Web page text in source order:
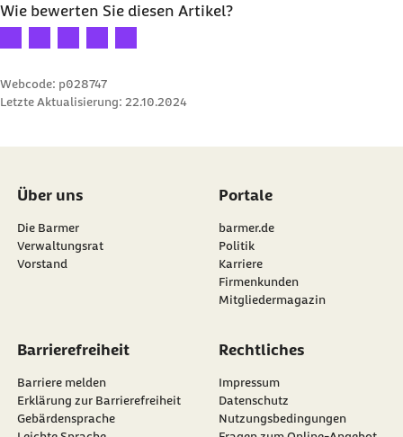
Wie bewerten Sie diesen Artikel?
Ihre Bewertung: 1 Stern
Ihre Bewertung: 2 Sterne
Ihre Bewertung: 3 Sterne
Ihre Bewertung: 4 Sterne
Ihre Bewertung: 5 Sterne
Webcode: p028747
Letzte Aktualisierung: 22.10.2024
Über uns
Die Barmer
Verwaltungsrat
Vorstand
Portale
barmer.de
Politik
Karriere
Firmenkunden
Mitgliedermagazin
Barrierefreiheit
Barriere melden
Erklärung zur Barrierefreiheit
Gebärdensprache
Rechtliches
Impressum
Datenschutz
Nutzungsbedingungen